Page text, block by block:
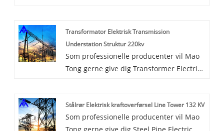
område af et lille område, spar
landressourcer, praktisk placering
tårnene er lette, bekvem transport og
installation, kort byggetidsgrænse for et
Transformator Elektrisk Transmission
Understation Struktur 220kv
Som professionelle producenter vil Mao
Tong gerne give dig Transformer Electric
eftersalgsservice og rettidig levering.
Stålrør Elektrisk kraftoverførsel Line Tower 132 KV
Som professionelle producenter vil Mao